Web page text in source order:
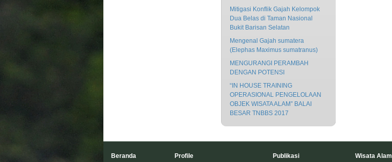
Mitigasi Konflik Gajah Kelompok
Dua Belas di Taman Nasional
Bukit Barisan Selatan
Mengenal Gajah sumatera
(Elephas Maximus sumatranus)
MENGURANGI PERAMBAH
DENGAN POTENSI
“IN HOUSE TRAINING
OPERASIONAL PENGELOLAAN
OBJEK WISATA ALAM” BALAI
BESAR TNBBS 2017
Beranda Profile Publikasi Wisata Alam